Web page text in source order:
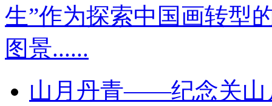
生”作为探索中国画转型
图景......
山月丹青——纪念关山